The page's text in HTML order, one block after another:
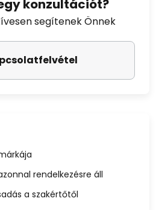
konzultációt?
segítenek Önnek
rendelkezésre áll
a szakértőtől